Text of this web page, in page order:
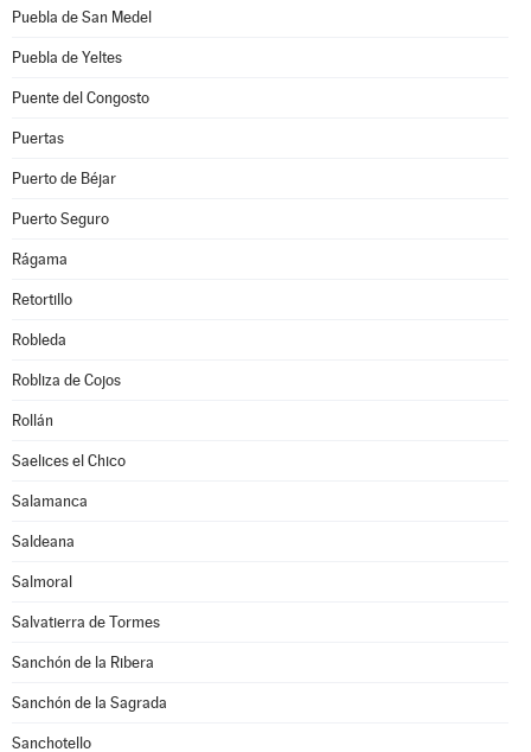
Puebla de San Medel
Puebla de Yeltes
Puente del Congosto
Puertas
Puerto de Béjar
Puerto Seguro
Rágama
Retortillo
Robleda
Robliza de Cojos
Rollán
Saelices el Chico
Salamanca
Saldeana
Salmoral
Salvatierra de Tormes
Sanchón de la Ribera
Sanchón de la Sagrada
Sanchotello